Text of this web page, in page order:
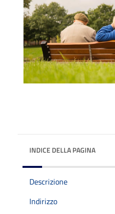
INDICE DELLA PAGINA
Descrizione
Indirizzo